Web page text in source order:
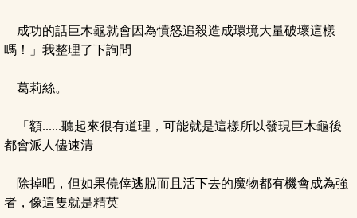
成功的話巨木龜就會因為憤怒追殺造成環境大量破壞這樣
嗎！」我整理了下詢問
葛莉絲。
「額......聽起來很有道理，可能就是這樣所以發現巨木龜後
都會派人儘速清
除掉吧，但如果僥倖逃脫而且活下去的魔物都有機會成為強
者，像這隻就是精英